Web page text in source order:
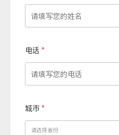
电话 *
城市 *